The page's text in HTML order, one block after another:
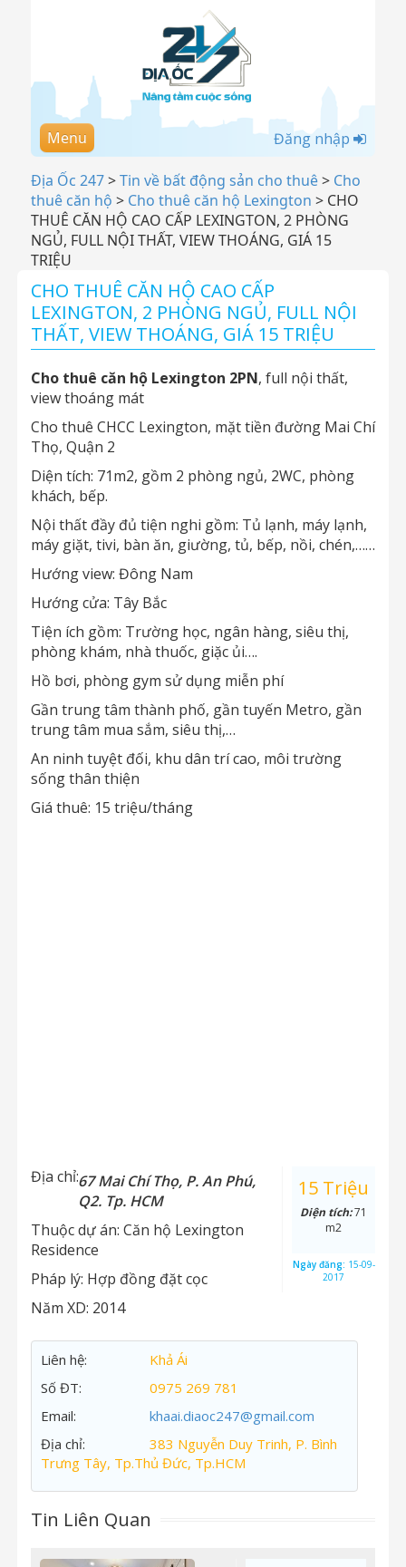
Menu Đăng nhập
Địa Ốc 247>Tin về bất động sản cho thuê> Cho
thuê căn hộ > Cho thuê căn hộ Lexington > CHO
THUÊ CĂN HỘ CAO CẤP LEXINGTON, 2 PHÒNG
NGỦ, FULL NỘI THẤT, VIEW THOÁNG, GIÁ 15
TRIỆU
CHO THUÊ CĂN HỘ CAO CẤP
LEXINGTON, 2 PHÒNG NGỦ, FULL NỘI
THẤT, VIEW THOÁNG, GIÁ 15 TRIỆU
Cho thuê căn hộ Lexington 2PN, full nội thất,
view thoáng mát
Cho thuê CHCC Lexington, mặt tiền đường Mai Chí
Thọ, Quận 2
Diện tích: 71m2, gồm 2 phòng ngủ, 2WC, phòng
khách, bếp.
Nội thất đầy đủ tiện nghi gồm: Tủ lạnh, máy lạnh,
máy giặt, tivi, bàn ăn, giường, tủ, bếp, nồi, chén,……
Hướng view: Đông Nam
Hướng cửa: Tây Bắc
Tiện ích gồm: Trường học, ngân hàng, siêu thị,
phòng khám, nhà thuốc, giặc ủi….
Hồ bơi, phòng gym sử dụng miễn phí
Gần trung tâm thành phố, gần tuyến Metro, gần
trung tâm mua sắm, siêu thị,…
An ninh tuyệt đối, khu dân trí cao, môi trường
sống thân thiện
Giá thuê: 15 triệu/tháng
Địa chỉ:67 Mai Chí Thọ, P. An Phú,
Q2. Tp. HCM
Thuộc dự án: Căn hộ Lexington
Residence
Pháp lý: Hợp đồng đặt cọc
Năm XD: 2014
15 Triệu
Diện tích:71
m2
Ngày đăng: 15-09-
2017
Liên hệ:
Khả Ái
Số ĐT:
0975 269 781
Email:
khaai.diaoc247@gmail.com
Địa chỉ:
383 Nguyễn Duy Trinh, P. Bình
Trưng Tây, Tp.Thủ Đức, Tp.HCM
Tin Liên Quan